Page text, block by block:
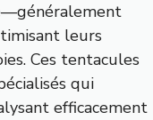
leurs
Ces tentacules
qui
efficacement